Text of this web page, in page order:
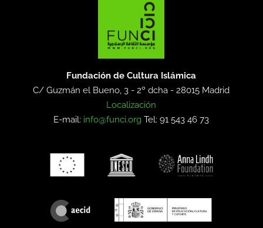
Fundación de Cultura Islámica
C/ Guzmán el Bueno, 3 - 2º dcha -28015 Madrid
Localización
E-mail: info@funci.org Tel: 91 543 46 73